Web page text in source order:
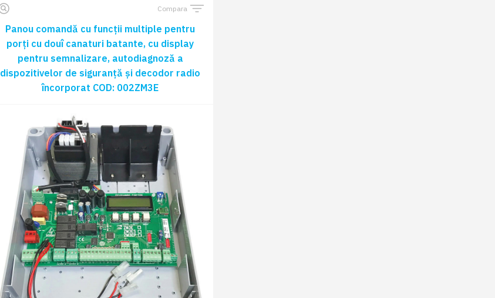
Compara
Panou comandă cu funcții multiple pentru
porți cu douî canaturi batante, cu display
pentru semnalizare, autodiagnoză a
dispozitivelor de siguranță și decodor radio
încorporat COD: 002ZM3E